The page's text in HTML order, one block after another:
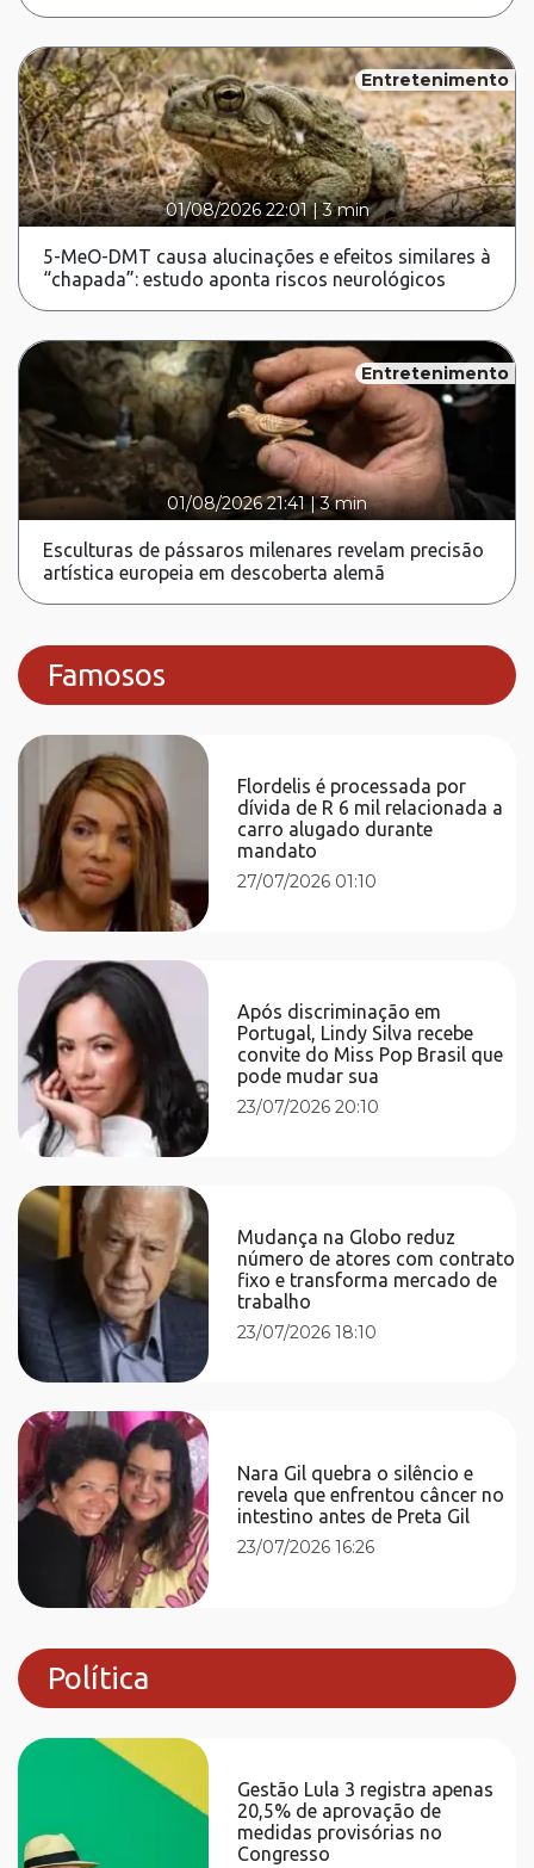
Entretenimento
01/08/2026 22:01|3 min
5-MeO-DMT causa alucinações e efeitos similares à
“chapada”: estudo aponta riscos neurológicos
Entretenimento
01/08/2026 21:41 |3 min
Esculturas de pássaros milenares revelam precisão
artística europeia em descoberta alemã
Famosos
Flordelis é processada por
dívida de R 6 mil relacionada a
carro alugado durante
mandato
27/07/2026 01:10
Após discriminação em
Portugal, Lindy Silva recebe
convite do Miss Pop Brasil que
pode mudar sua
23/07/2026 20:10
Mudança na Globo reduz
número de atores com contrato
fixo e transforma mercado de
trabalho
23/07/2026 18:10
Nara Gil quebra o silêncio e
revela que enfrentou câncer no
intestino antes de Preta Gil
23/07/2026 16:26
Política
Gestão Lula 3 registra apenas
20,5% de aprovação de
medidas provisórias no
Congresso